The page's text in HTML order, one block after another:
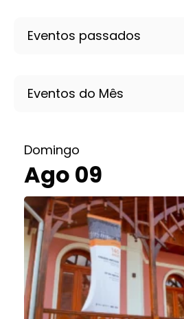
Eventos passados
Eventos do Mês
Domingo
Ago 09